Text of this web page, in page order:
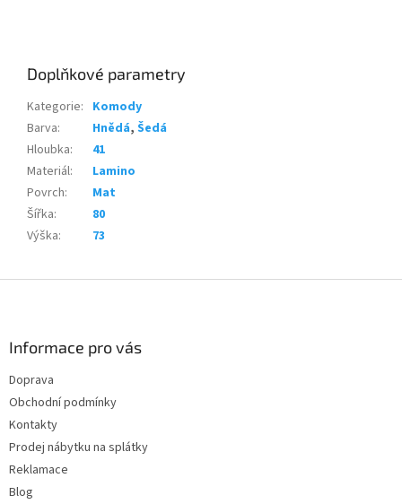
Doplňkové parametry
Kategorie: Komody
Barva: Hnědá, Šedá
Hloubka:
41
Materiál:
Lamino
Povrch:
Mat
Šířka:
80
Výška: 73
Informace pro vás
Doprava
Obchodní podmínky
Kontakty
Prodej nábytku na splátky
Reklamace
Blog